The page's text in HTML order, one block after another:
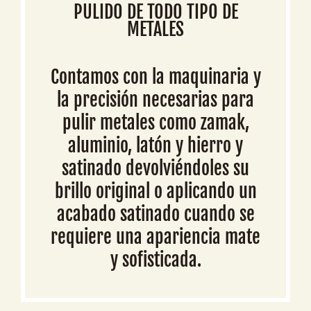
PULIDO DE TODO TIPO DE
METALES
Contamos con la maquinaria y
la precisión necesarias para
pulir metales como zamak,
aluminio, latón y hierro y
satinado devolviéndoles su
brillo original o aplicando un
acabado satinado cuando se
requiere una apariencia mate
y sofisticada.